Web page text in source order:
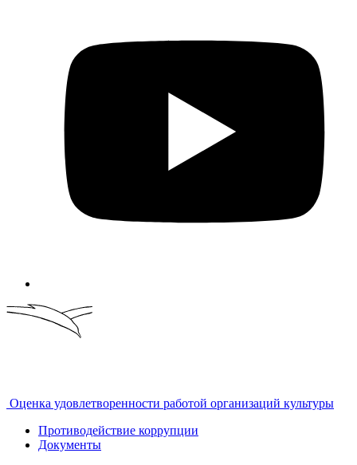
Оценка удовлетворенности работой организаций культуры
Противодействие коррупции
Документы